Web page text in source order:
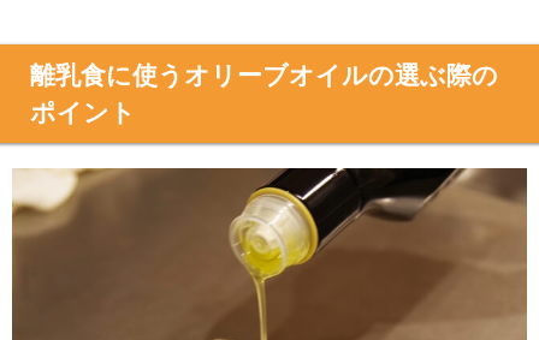
離乳食に使うオリーブオイルの選ぶ際の
ポイント